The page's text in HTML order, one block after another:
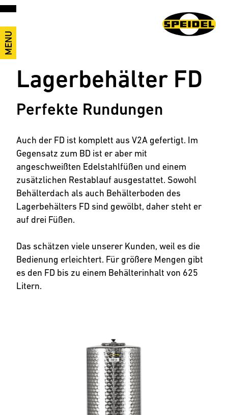
MENU
Lagerbehälter FD
Perfekte Rundungen
Auch der FD ist komplett aus V2A gefertigt. Im
Gegensatz zum BD ist er aber mit
angeschweißten Edelstahlfüßen und einem
zusätzlichen Restablauf ausgestattet. Sowohl
Behälterdach als auch Behälterboden des
Lagerbehälters FD sind gewölbt, daher steht er
auf drei Füßen.
Das schätzen viele unserer Kunden, weil es die
Bedienung erleichtert. Für größere Mengen gibt
es den FD bis zu einem Behälterinhalt von 625
Litern.